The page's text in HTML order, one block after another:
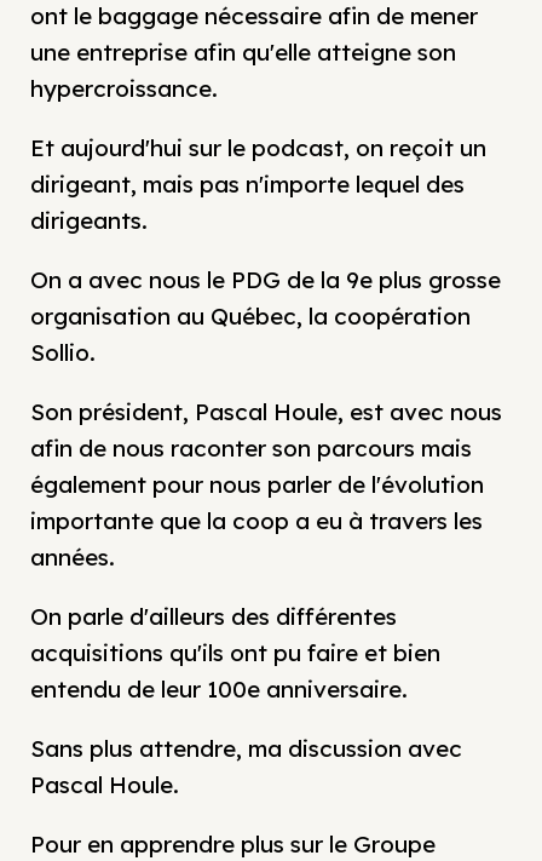
ont le baggage nécessaire afin de mener
une entreprise afin qu'elle atteigne son
hypercroissance.
Et aujourd'hui sur le podcast, on reçoit un
dirigeant, mais pas n'importe lequel des
dirigeants.
On a avec nous le PDG de la 9e plus grosse
organisation au Québec, la coopération
Sollio.
Son président, Pascal Houle, est avec nous
afin de nous raconter son parcours mais
également pour nous parler de l'évolution
importante que la coop a eu à travers les
années.
On parle d'ailleurs des différentes
acquisitions qu'ils ont pu faire et bien
entendu de leur 100e anniversaire.
Sans plus attendre, ma discussion avec
Pascal Houle.
Pour en apprendre plus sur le Groupe